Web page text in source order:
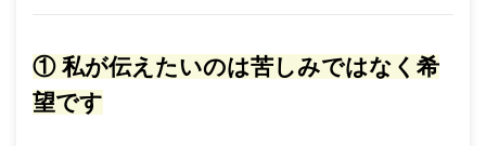
① 私が伝えたいのは苦しみではなく希
望です